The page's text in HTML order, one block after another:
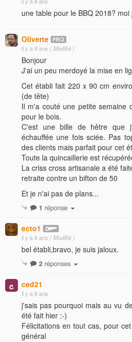
une table pour le BBQ 2018?
Oliverte
il y a 8 ans ( Modifié )
Bonjour
J'ai un peu merdoyé la mise en
Cet établi fait 220 x 90 cm
(de tête)
Il m'a couté une petite semaine
pour le bois.
C'est une bille de hêtre que
échauffée une fois sciée. Pas
des clients mais parfait pour cet
Toute la quincaillerie est
La criss cross artisanale a été
retraite contre un bifton de 50
Et je n'ai pas de plans...
1 réponse
ecto1
il y a 8 ans ( Modifié )
bel établi,bravo, je suis jaloux.
2 réponses
ced21
il y a 8 ans
j'sais pas pourquoi mais au vu
été fait hier :-)
Félicitations en tout cas, pour
général